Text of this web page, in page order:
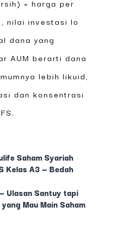
= harga per
nilai investasi lo
dana yang
AUM berarti dana
lebih likuid,
dan konsentrasi
Saham Syariah
Kelas A3 — Bedah
Ulasan Santuy tapi
Mau Main Saham